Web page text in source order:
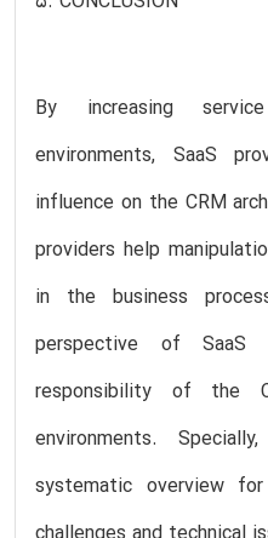
By increasing
environments, SaaS
influence on the CRM
providers help
in the business
perspective of SaaS
responsibility of the
environments.
systematic overview